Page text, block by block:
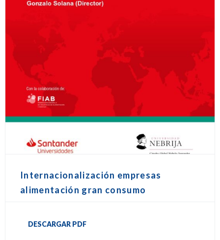
Internacionalización empresas
alimentación gran consumo
DESCARGAR PDF